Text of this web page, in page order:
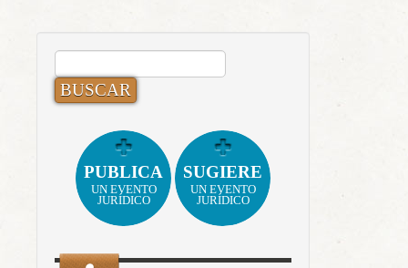
BUSCAR:
PUBLICA
UN EVENTO
JURÍDICO
SUGIERE
UN EVENTO
JURÍDICO